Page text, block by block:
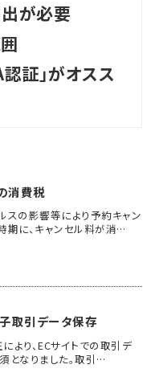
が必要
証」がオスス
消費税
スの影響等により予約キャン
期に、キャンセル料が消…
取引データ保存
より、ECサイトでの取引デ
となりました。取引…